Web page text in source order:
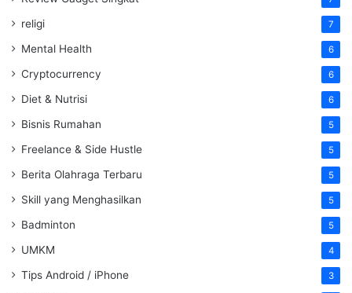
religi 7
Mental Health 6
Cryptocurrency 6
Diet & Nutrisi 6
Bisnis Rumahan 5
Freelance & Side Hustle 5
Berita Olahraga Terbaru 5
Skill yang Menghasilkan 5
Badminton 5
UMKM 4
Tips Android / iPhone 3